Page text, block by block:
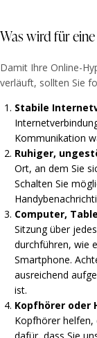
Was wird für
Damit Ihre Online-
verläuft, sollten Sie
Stabile
Kommunikation
Ruhiger,
Ort, an dem Sie
Schalten Sie
Computer,
Sitzung über
durchführen, wie
Smartphone.
ausreichend
ist.
Kopfhörer oder
Kopfhörer helfen,
dafür, dass Sie